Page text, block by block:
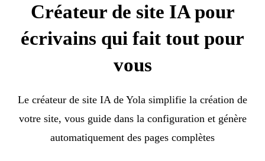
Créateur de site IA pour
écrivains qui fait tout pour
vous
Le créateur de site IA de Yola simplifie la création de
votre site, vous guide dans la configuration et génère
automatiquement des pages complètes